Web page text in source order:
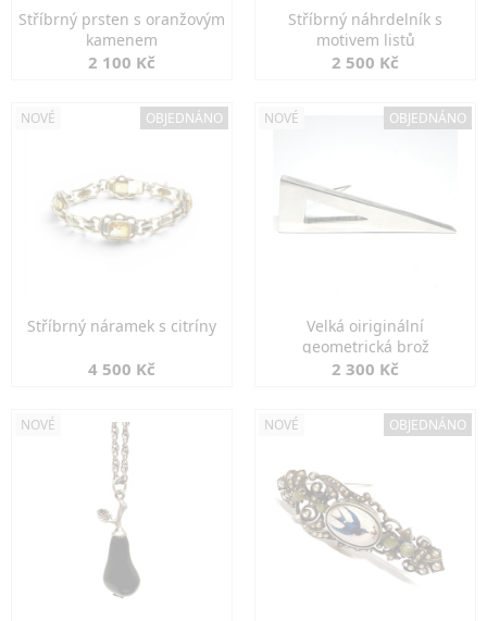
Stříbrný prsten s oranžovým
kamenem
2 100 Kč
Stříbrný náhrdelník s
motivem listů
2 500 Kč
NOVÉ OBJEDNÁNO
Stříbrný náramek s citríny
4 500 Kč
NOVÉ OBJEDNÁNO
Velká oiriginální
geometrická brož
2 300 Kč
NOVÉ NOVÉ OBJEDNÁNO